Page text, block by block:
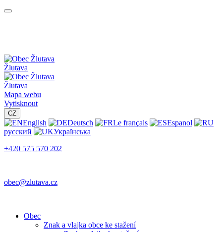
Žlutava
Žlutava
Mapa webu
Vytisknout
CZ
English Deutsch Le français
Espanol
русский
Українська
+420 575 570 202
obec@zlutava.cz
Obec
Znak a vlajka obce ke stažení